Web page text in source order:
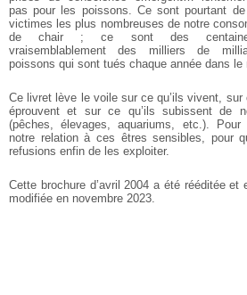
pas pour les poissons. Ce sont pourtant
victimes les plus nombreuses de notre
de chair ; ce sont des
vraisemblablement des milliers de
poissons qui sont tués chaque année dans le
Ce livret lève le voile sur ce qu’ils vivent, sur
éprouvent et sur ce qu’ils subissent de
(pêches, élevages, aquariums, etc.). Pour
notre relation à ces êtres sensibles, pour
refusions enfin de les exploiter.
Cette brochure d’avril 2004 a été rééditée et
modifiée en novembre 2023.